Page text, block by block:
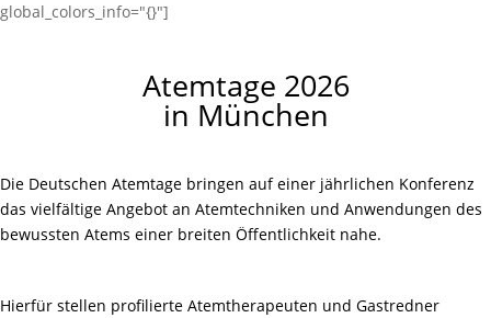
global_colors_info="{}"]
Atemtage 2026
in München
Die Deutschen Atemtage bringen auf einer jährlichen Konferenz
das vielfältige Angebot an Atemtechniken und Anwendungen des
bewussten Atems einer breiten Öffentlichkeit nahe.
Hierfür stellen profilierte Atemtherapeuten und Gastredner